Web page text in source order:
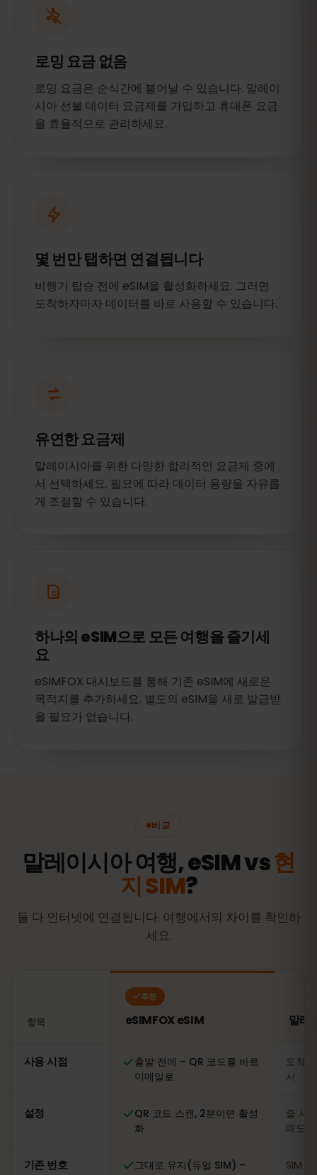
로밍 요금 없음
로밍 요금은 순식간에 불어날 수 있습니다. 말레이
시아 선불 데이터 요금제를 가입하고 휴대폰 요금
을 효율적으로 관리하세요.
몇 번만 탭하면 연결됩니다
비행기 탑승 전에 eSIM을 활성화하세요. 그러면
도착하자마자 데이터를 바로 사용할 수 있습니다.
유연한 요금제
말레이시아를 위한 다양한 합리적인 요금제 중에
서 선택하세요. 필요에 따라 데이터 용량을 자유롭
게 조절할 수 있습니다.
하나의 eSIM으로 모든 여행을 즐기세
요
eSIMFOX 대시보드를 통해 기존 eSIM에 새로운
목적지를 추가하세요. 별도의 eSIM을 새로 발급받
을 필요가 없습니다.
비교
말레이시아 여행, eSIM vs현
지 SIM?
둘 다 인터넷에 연결됩니다. 여행에서의 차이를 확인하
세요.
항목
추천
eSIMFOX eSIM 말레
사용 시점
출발 전에 – QR 코드를 바로
이메일로
도착
서
설정
QR 코드 스캔, 2분이면 활성
화
줄 서
때도
기존 번호
그대로 유지(듀얼 SIM) –
SIM